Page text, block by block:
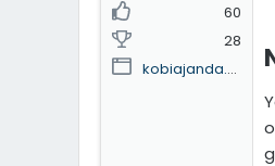
60
28
kobiajanda.home.blog